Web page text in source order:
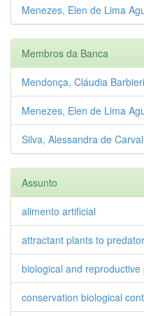
Menezes, Elen de Lima
Membros da Banca
Mendonça, Cláudia
Menezes, Elen de Lima
Silva, Alessandra de
Assunto
alimento artificial
attractant plants to
biological and reproductive
conservation biological